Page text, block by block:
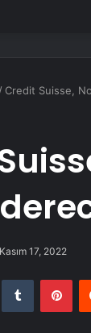
/ Credit Suisse,
Kasım 17, 2022
Tumblr